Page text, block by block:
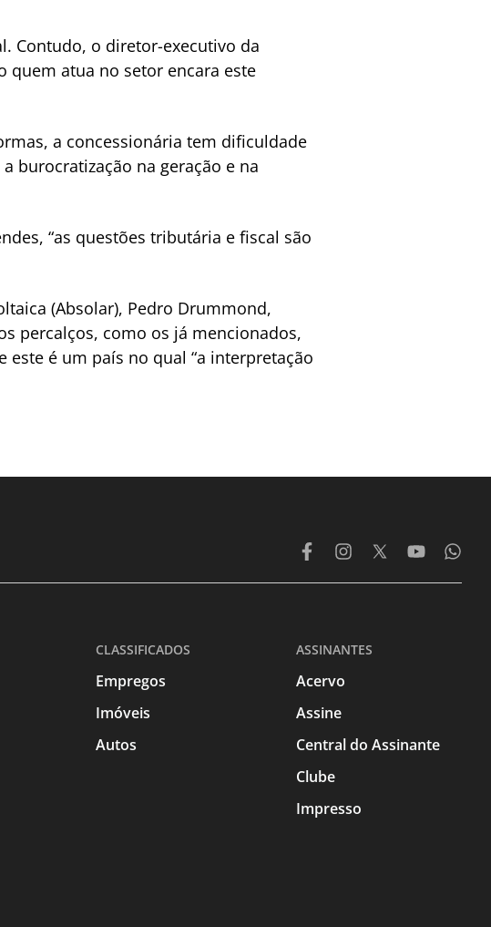
Contudo, o diretor-executivo da
quem atua no setor encara este
a concessionária tem dificuldade
burocratização na geração e na
“as questões tributária e fiscal são
(Absolar), Pedro Drummond,
percalços, como os já mencionados,
é um país no qual “a interpretação
CLASSIFICADOS
Empregos
Imóveis
Autos
ASSINANTES
Acervo
Assine
Central do Assinante
Clube
Impresso